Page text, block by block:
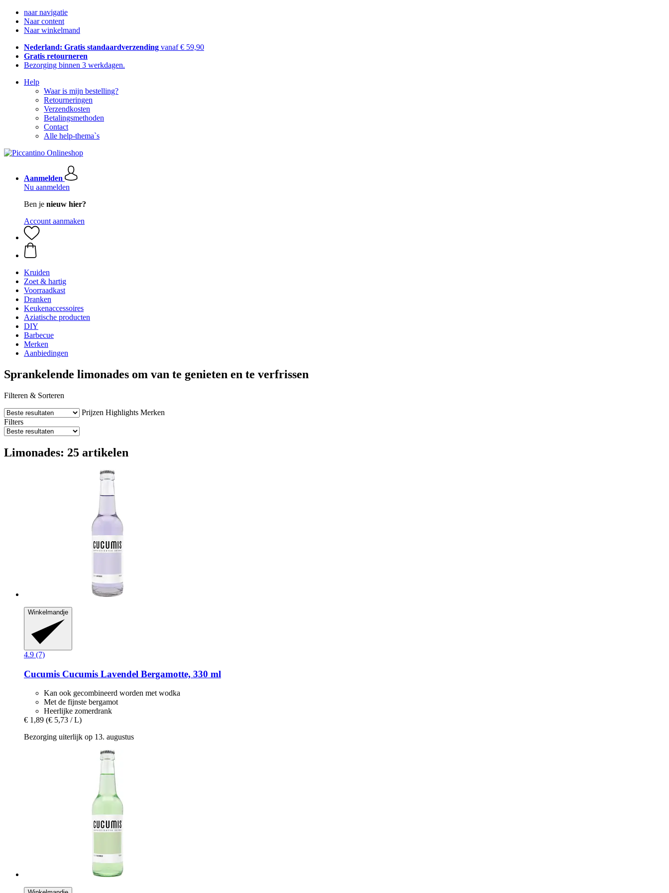
naar navigatie
Naar content
Naar winkelmand
Nederland: Gratis standaardverzending vanaf € 59,90
Gratis retourneren
Bezorging binnen 3 werkdagen.
Help
Waar is mijn bestelling?
Retourneringen
Verzendkosten
Betalingsmethoden
Contact
Alle help-thema`s
Aanmelden
Nu aanmelden
Ben je nieuw hier?
Account aanmaken
Kruiden
Zoet & hartig
Voorraadkast
Dranken
Keukenaccessoires
Aziatische producten
DIY
Barbecue
Merken
Aanbiedingen
Sprankelende limonades om van te genieten en te verfrissen
Filteren & Sorteren
Prijzen Highlights Merken
Filters
Limonades: 25 artikelen
Winkelmandje
4.9 (7)
Cucumis Cucumis Lavendel Bergamotte, 330 ml
Kan ook gecombineerd worden met wodka
Met de fijnste bergamot
Heerlijke zomerdrank
€ 1,89 (€ 5,73 / L)
Bezorging uiterlijk op 13. augustus